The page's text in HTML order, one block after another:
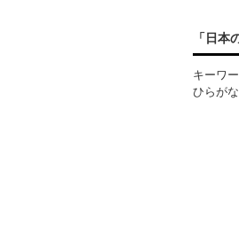
「日本
キーワ
ひらが